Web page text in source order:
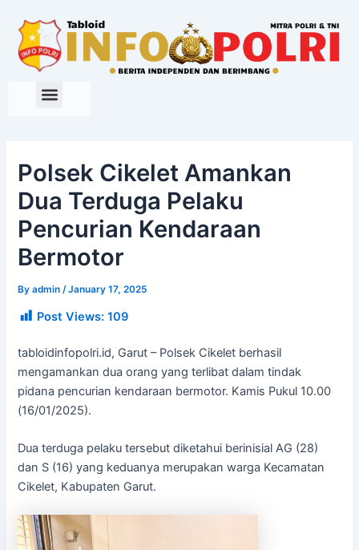
content
Polsek Cikelet Amankan
Dua Terduga Pelaku
Pencurian Kendaraan
Bermotor
Byadmin/January 17, 2025
Post Views: 109
tabloidinfopolri.id, Garut – Polsek Cikelet berhasil
mengamankan dua orang yang terlibat dalam tindak
pidana pencurian kendaraan bermotor. Kamis Pukul 10.00
(16/01/2025).
Dua terduga pelaku tersebut diketahui berinisial AG (28)
dan S (16) yang keduanya merupakan warga Kecamatan
Cikelet, Kabupaten Garut.